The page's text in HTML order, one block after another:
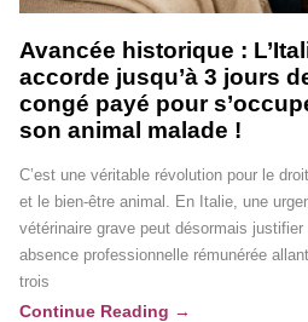
Avancée historique :
accorde jusqu’à 3 jours
congé payé pour
son animal malade !
C’est une véritable révolution pour le
et le bien-être animal. En Italie, une
vétérinaire grave peut désormais justifier
absence professionnelle rémunérée
trois
Continue Reading →